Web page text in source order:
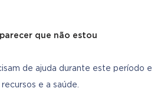
que não estou
de ajuda durante este período e
e a saúde.